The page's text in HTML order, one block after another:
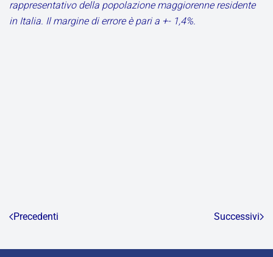
rappresentativo della popolazione maggiorenne residente
in Italia. Il margine di errore è pari a +- 1,4%.
Precedenti Successivi